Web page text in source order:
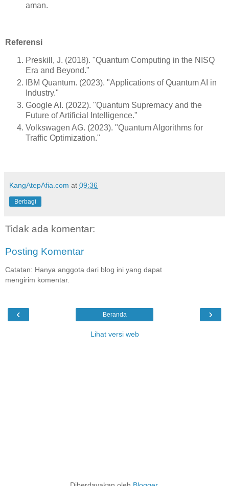
aman.
Referensi
Preskill, J. (2018). "Quantum Computing in the NISQ
Era and Beyond."
IBM Quantum. (2023). "Applications of Quantum AI in
Industry."
Google AI. (2022). "Quantum Supremacy and the
Future of Artificial Intelligence."
Volkswagen AG. (2023). "Quantum Algorithms for
Traffic Optimization."
KangAtepAfia.com at 09:36
Berbagi
Tidak ada komentar:
Posting Komentar
Catatan: Hanya anggota dari blog ini yang dapat
mengirim komentar.
‹ ›
Beranda
Lihat versi web